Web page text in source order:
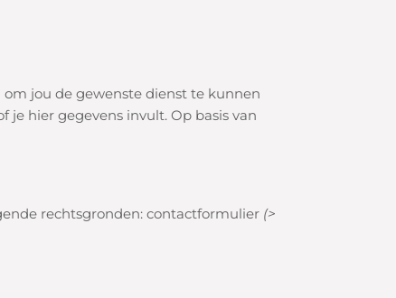
jou de gewenste dienst te kunnen
je hier gegevens invult. Op basis van
rechtsgronden: contactformulier (>